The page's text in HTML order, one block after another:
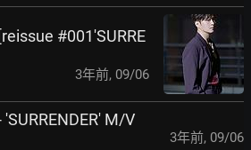
#001'SURRE
3年前, 09/06
M/V
3年前, 09/06